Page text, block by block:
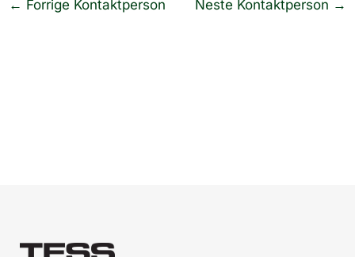
← Forrige Kontaktperson Neste Kontaktperson →